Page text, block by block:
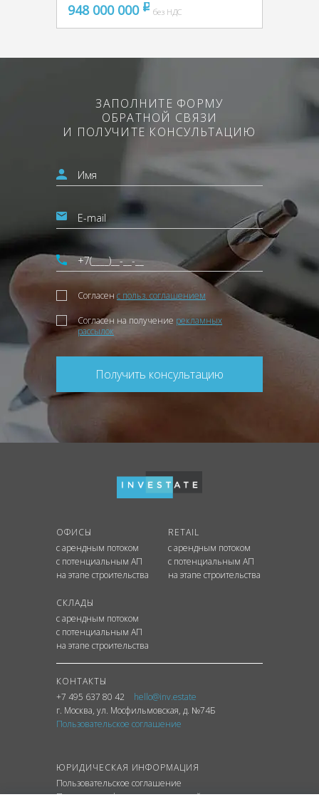
948 000 000 pуббез НДС
ЗАПОЛНИТЕ ФОРМУ
ОБРАТНОЙ СВЯЗИ
И ПОЛУЧИТЕ КОНСУЛЬТАЦИЮ
Согласен с польз. соглашением
Согласен на получение рекламных
рассылок
Получить консультацию
ОФИСЫ
с арендным потоком
с потенциальным АП
на этапе строительства
RETAIL
с арендным потоком
с потенциальным АП
на этапе строительства
СКЛАДЫ
с арендным потоком
с потенциальным АП
на этапе строительства
КОНТАКТЫ
+7 495 637 80 42
hello@inv.estate
г. Москва, ул. Мосфильмовская, д. №74Б
Пользовательское соглашение
ЮРИДИЧЕСКАЯ ИНФОРМАЦИЯ
Пользовательское соглашение